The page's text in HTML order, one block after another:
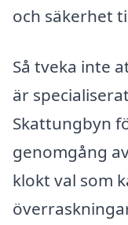
och säkerhet
Så tveka inte
är
Skattungbyn
genomgång
klokt val som